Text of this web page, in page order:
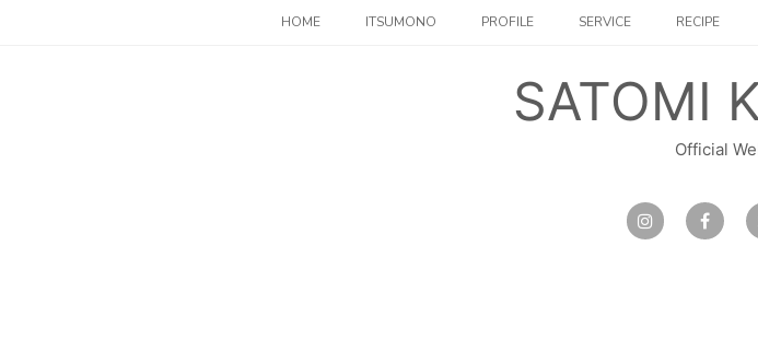
HOME ITSUMONO PROFILE SERVICE RECIPE
SATOMI
Official